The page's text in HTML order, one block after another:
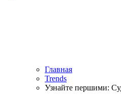
Главная
Trends
Узнайте першими: